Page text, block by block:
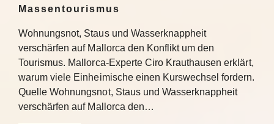
Massentourismus
Wohnungsnot, Staus und Wasserknappheit
verschärfen auf Mallorca den Konflikt um den
Tourismus. Mallorca-Experte Ciro Krauthausen erklärt,
warum viele Einheimische einen Kurswechsel fordern.
Quelle Wohnungsnot, Staus und Wasserknappheit
verschärfen auf Mallorca den…